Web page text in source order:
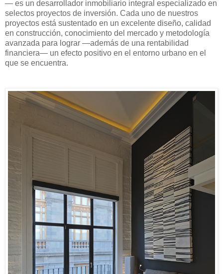
— es un desarrollador inmobiliario integral especializado en
selectos proyectos de inversión. Cada uno de nuestros
proyectos está sustentado en un excelente diseño, calidad
en construcción, conocimiento del mercado y metodología
avanzada para lograr —además de una rentabilidad
financiera— un efecto positivo en el entorno urbano en el
que se encuentra.